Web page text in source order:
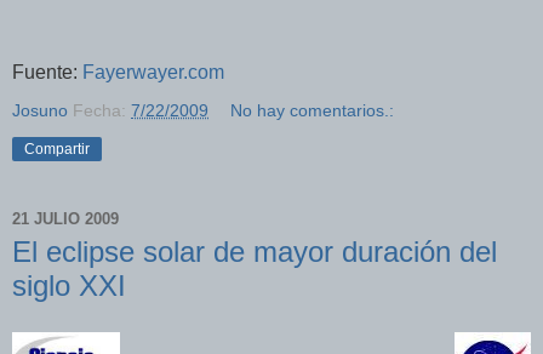
Fuente: Fayerwayer.com
Josuno Fecha: 7/22/2009 No hay comentarios.:
Compartir
21 JULIO 2009
El eclipse solar de mayor duración del
siglo XXI